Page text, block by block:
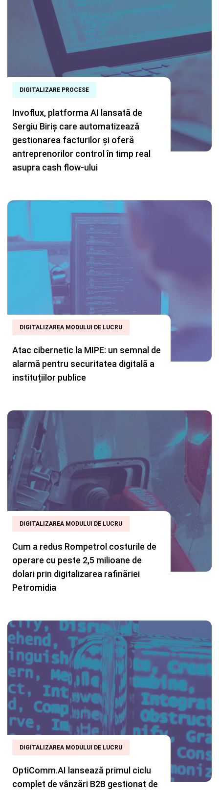
DIGITALIZARE PROCESE
Invoflux, platforma AI lansată de
Sergiu Biriș care automatizează
gestionarea facturilor și oferă
antreprenorilor control în timp real
asupra cash flow-ului
DIGITALIZAREA MODULUI DE LUCRU
Atac cibernetic la MIPE: un semnal de
alarmă pentru securitatea digitală a
instituțiilor publice
DIGITALIZAREA MODULUI DE LUCRU
Cum a redus Rompetrol costurile de
operare cu peste 2,5 milioane de
dolari prin digitalizarea rafinăriei
Petromidia
DIGITALIZAREA MODULUI DE LUCRU
OptiComm.AI lansează primul ciclu
complet de vânzări B2B gestionat de